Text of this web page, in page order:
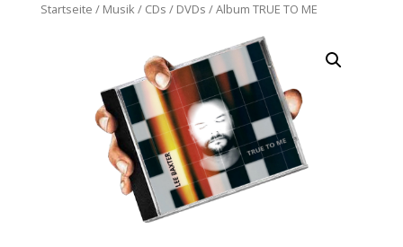
Startseite / Musik / CDs / DVDs / Album TRUE TO ME